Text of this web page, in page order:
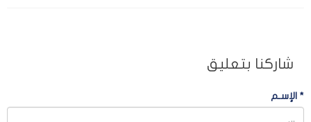
شاركنا بتعليق
* الإسـم